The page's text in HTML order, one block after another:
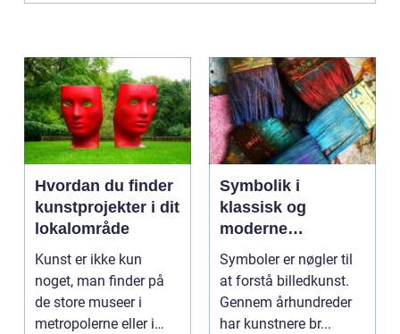
Hvordan du finder
kunstprojekter i dit
lokalområde
Kunst er ikke kun
noget, man finder på
de store museer i
metropolerne eller i
Symbolik i
klassisk og
moderne
billedkunst
Symboler er nøgler til
at forstå billedkunst.
Gennem århundreder
har kunstnere br...